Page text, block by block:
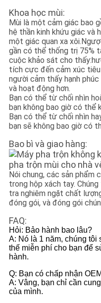
Khoa học mùi:
Mùi là một cảm giác bao
hệ thần kinh khứu giác và
một giác quan xa
gần có thể thống trị 75%
cuộc khảo sát cho
tích cực đến cảm xúc
người cảm thấy hạnh
và hoạt động hơn.
Bạn có thể từ chối nhìn
bạn không bao giờ có thể
Bạn có thể từ chối nhìn
bạn sẽ không bao giờ có
Bao bì và giao hàng:
Nói chung, các sản phẩm
trong hộp xách tay.
tra nghiêm ngặt chất
đóng gói, và đóng gói
FAQ:
Hỏi: Bảo hành bao lâu?
A: Nó là 1 năm, chúng tôi
thế miễn phí cho bạn để
hành.
Q: Bạn có chấp nhận
A: Vâng, bạn chỉ cần
của mình.